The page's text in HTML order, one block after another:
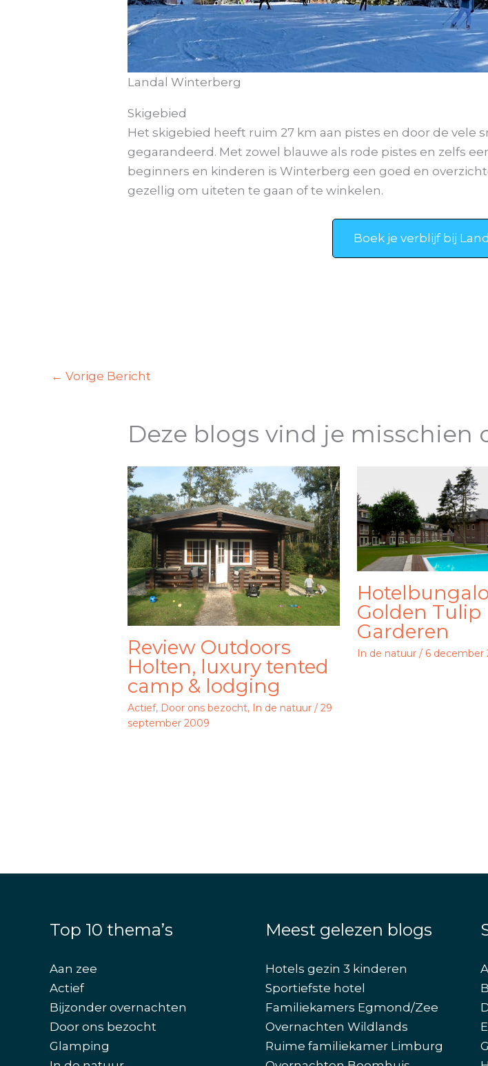
Landal Winterberg
Skigebied
Het skigebied heeft ruim 27 km aan pistes en door de
gegarandeerd. Met zowel blauwe als rode pistes en zelfs
beginners en kinderen is Winterberg een goed en
gezellig om uiteten te gaan of te winkelen.
Boek je verblijf bij
← Vorige Bericht
Deze blogs vind je misschien
Review Outdoors
Holten, luxury tented
camp & lodging
Actief, Door ons bezocht, In de natuur /29
september 2009
Golden Tulip
Garderen
In de natuur / 6 december
Top 10 thema’s
Aan zee
Actief
Bijzonder overnachten
Door ons bezocht
Glamping
Meest gelezen blogs
Hotels gezin 3 kinderen
Sportiefste hotel
Familiekamers Egmond/Zee
Overnachten Wildlands
Ruime familiekamer Limburg